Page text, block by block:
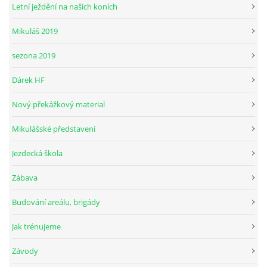
Letní ježdění na našich koních
Mikuláš 2019
sezona 2019
Dárek HF
Nový překážkový material
Mikulášské představení
Jezdecká škola
Zábava
Budování areálu, brigády
Jak trénujeme
Závody